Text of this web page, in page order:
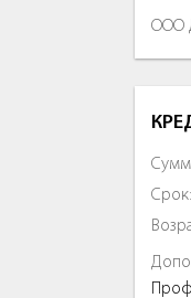
ООО
Срок: